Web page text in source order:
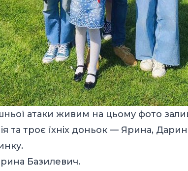
атаки живим на цьому фото
та троє їхніх доньок — Ярина,
Базилевич.